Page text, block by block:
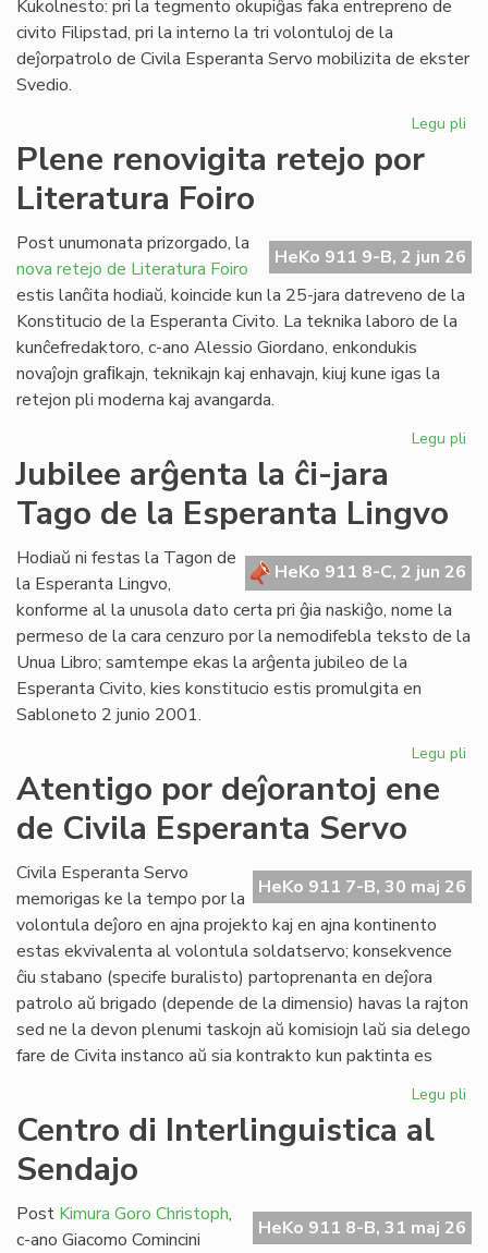
Kukolnesto: pri la tegmento okupiĝas faka entrepreno de
civito Filipstad, pri la interno la tri volontuloj de la
deĵorpatrolo de Civila Esperanta Servo mobilizita de ekster
Svedio.
Legu pli
la
Plene renovigita retejo por
Literatura Foiro
HeKo 911 9-B, 2 jun 26
Post unumonata prizorgado, la
nova retejo de Literatura Foiro
estis lanĉita hodiaŭ, koincide kun la 25-jara datreveno de la
Konstitucio de la Esperanta Civito. La teknika laboro de la
kunĉefredaktoro, c-ano Alessio Giordano, enkondukis
novaĵojn graﬁkajn, teknikajn kaj enhavajn, kiuj kune igas la
retejon pli moderna kaj avangarda.
Legu pli
Jubilee arĝenta la ĉi-jara
Tago de la Esperanta Lingvo
HeKo 911 8-C, 2 jun 26
Hodiaŭ ni festas la Tagon de
la Esperanta Lingvo,
konforme al la unusola dato certa pri ĝia naskiĝo, nome la
permeso de la cara cenzuro por la nemodifebla teksto de la
Unua Libro; samtempe ekas la arĝenta jubileo de la
Esperanta Civito, kies konstitucio estis promulgita en
Sabloneto 2 junio 2001.
Legu pli
Atentigo por deĵorantoj ene
de Civila Esperanta Servo
HeKo 911 7-B, 30 maj 26
Civila Esperanta Servo
memorigas ke la tempo por la
volontula deĵoro en ajna projekto kaj en ajna kontinento
estas ekvivalenta al volontula soldatservo; konsekvence
ĉiu stabano (specife buralisto) partoprenanta en deĵora
patrolo aŭ brigado (depende de la dimensio) havas la rajton
sed ne la devon plenumi taskojn aŭ komisiojn laŭ sia delego
fare de Civita instanco aŭ sia kontrakto kun paktinta es
Legu pli
de
Centro di Interlinguistica al
Sendajo
HeKo 911 8-B, 31 maj 26
Post Kimura Goro Christoph,
c-ano Giacomo Comincini